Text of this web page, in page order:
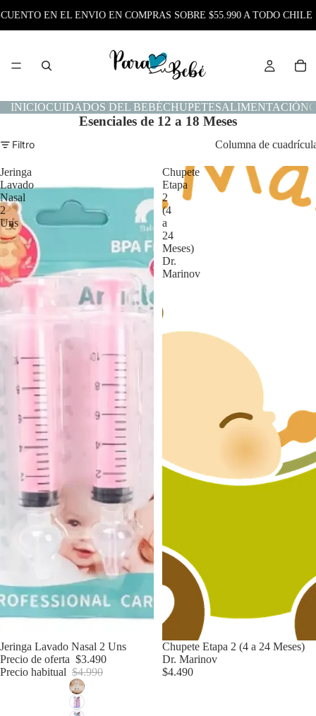
EN EL ENVIO EN COMPRAS SOBRE $55.990 A TODO CHILE
INICIOCUIDADOS DEL BEBÉCHUPETESALIMENTACIÓN
Esenciales de 12 a 18 Meses
Filtro Columna de
Jeringa
Lavado
Nasal
2
Uns
Oferta
Jeringa Lavado Nasal 2 Uns
Precio de oferta $3.490
Precio habitual $4.990
Chupete
Etapa
2
(4
a
24
Meses)
Dr.
Marinov
Chupete Etapa 2 (4 a 24 Meses)
Dr. Marinov
$4.490